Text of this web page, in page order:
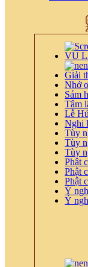
VU
Giải
Nhớ
Sám
Tâm
Lễ
Nghi
Tùy
Tùy
Tùy
Phật
Phật
Phật
Ý
Ý